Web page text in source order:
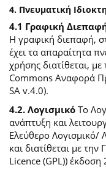
4. Πνευματική
4.1 Γραφική
Η γραφική διεπαφή,
έχει τα απαραίτητα
χρήσης διατίθεται,
Commons Αναφορά
SA v.4.0).
4.2. ΛογισμικόΤο
ανάπτυξη και
Ελεύθερο Λογισμικό/
και διατίθεται με
Licence (GPL)) έκδοση